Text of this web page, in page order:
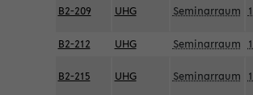
B2-209 UHG Seminarraum
B2-212 UHG Seminarraum
B2-215 UHG Seminarraum